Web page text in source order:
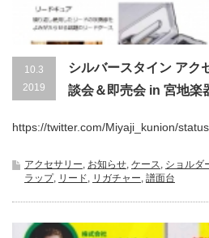
10.3
2019
シルバースタイン アク
談会＆即売会 in 宮地楽
https://twitter.com/Miyaji_kunion/
アクセサリー, お知らせ, ケース, ショルダ
ラップ, リード, リガチャー, 譜面台